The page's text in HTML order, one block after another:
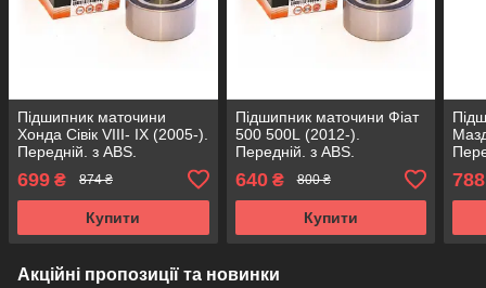
Підшипник маточини
Хонда Сівік VIII- IX (2005-).
Передній. з ABS.
713617880 SHAFER
Австрія
699 ₴ 874 ₴
Купити
Підшипник маточини Фіат
500 500L (2012-).
Передній. з ABS.
713690800 SHAFER
Австрія
640₴ 800 ₴
Купити
788
Акційні пропозиції та новинки